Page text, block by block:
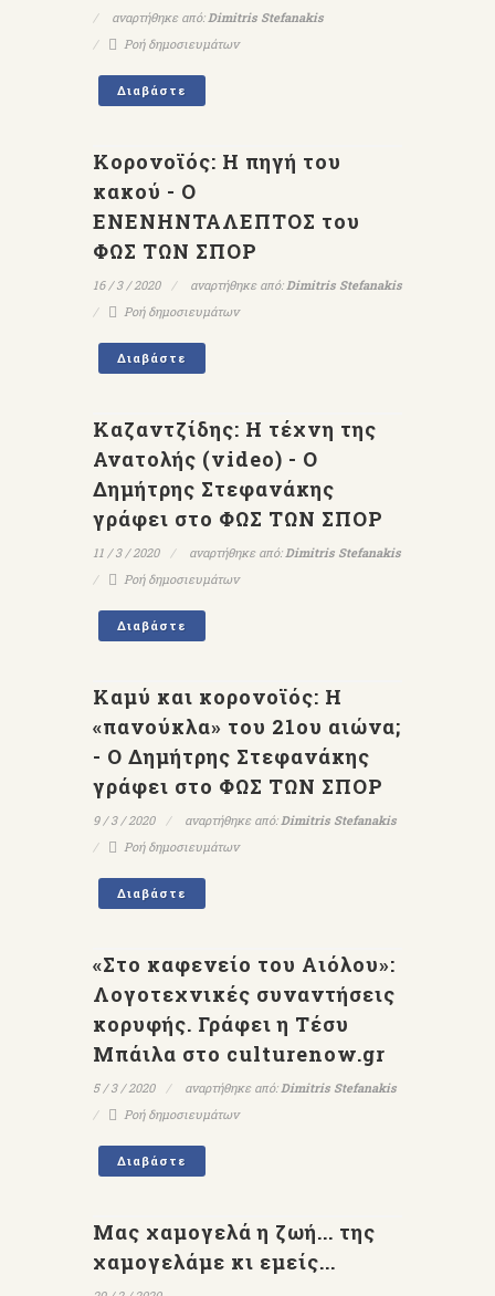
αναρτήθηκε από:Dimitris Stefanakis
Ροή δημοσιευμάτων
Διαβάστε
Κορονοϊός: Η πηγή του
κακού - Ο
EΝΕΝΗΝΤΑΛΕΠΤΟΣ του
ΦΩΣ ΤΩΝ ΣΠΟΡ
16 / 3 / 2020 αναρτήθηκε από:Dimitris Stefanakis
Ροή δημοσιευμάτων
Διαβάστε
Καζαντζίδης: Η τέχνη της
Ανατολής (video) - Ο
Δημήτρης Στεφανάκης
γράφει στο ΦΩΣ ΤΩΝ ΣΠΟΡ
11 / 3 / 2020 αναρτήθηκε από:Dimitris Stefanakis
Ροή δημοσιευμάτων
Διαβάστε
Καμύ και κορονοϊός: Η
«πανούκλα» του 21ου αιώνα;
- Ο Δημήτρης Στεφανάκης
γράφει στο ΦΩΣ ΤΩΝ ΣΠΟΡ
9 / 3 / 2020 αναρτήθηκε από:Dimitris Stefanakis
Ροή δημοσιευμάτων
Διαβάστε
«Στο καφενείο του Αιόλου»:
Λογοτεχνικές συναντήσεις
κορυφής. Γράφει η Τέσυ
Μπάιλα στο culturenow.gr
5 / 3 / 2020 αναρτήθηκε από:Dimitris Stefanakis
Ροή δημοσιευμάτων
Διαβάστε
Μας χαμογελά η ζωή... της
χαμογελάμε κι εμείς...